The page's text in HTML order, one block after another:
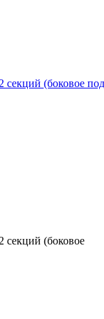
(боковое
(боковое